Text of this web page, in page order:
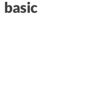
basic